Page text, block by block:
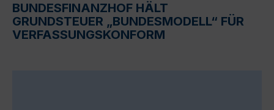
BUNDESFINANZHOF HÄLT
GRUNDSTEUER „BUNDESMODELL“ FÜR
VERFASSUNGSKONFORM